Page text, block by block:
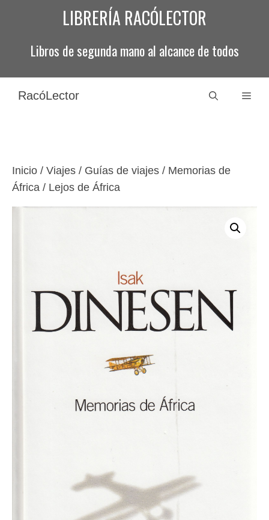
LIBRERÍA RACÓLECTOR
Libros de segunda mano al alcance de todos
RacóLector
Inicio / Viajes / Guías de viajes / Memorias de
África / Lejos de África